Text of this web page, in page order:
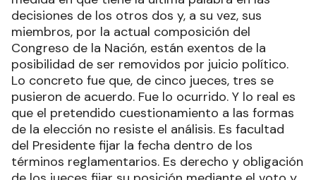
decisiones de los otros dos y, a su vez, sus
miembros, por la actual composición del
Congreso de la Nación, están exentos de la
posibilidad de ser removidos por juicio político.
Lo concreto fue que, de cinco jueces, tres se
pusieron de acuerdo. Fue lo ocurrido. Y lo real es
que el pretendido cuestionamiento a las formas
de la elección no resiste el análisis. Es facultad
del Presidente fijar la fecha dentro de los
términos reglamentarios. Es derecho y obligación